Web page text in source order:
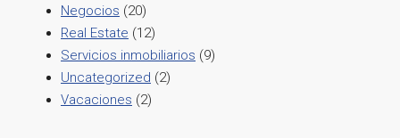
Negocios (20)
Real Estate (12)
Servicios inmobiliarios (9)
Uncategorized (2)
Vacaciones (2)